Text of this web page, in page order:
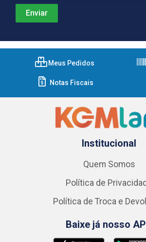
Meus Pedidos
Notas Fiscais
Institucional
Quem Somos
Política de
Política de Troca e
Baixe já nosso